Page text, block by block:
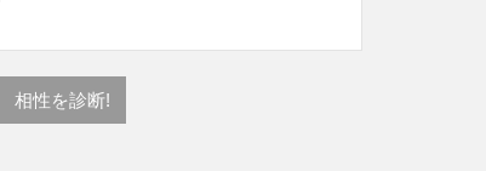
相性を診断!